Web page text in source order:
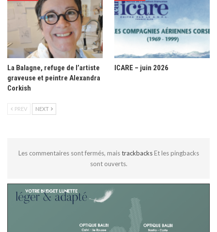
La Balagne, refuge de l’artiste
graveuse et peintre Alexandra
Corkish
ICARE – juin 2026
PREV NEXT
Les commentaires sont fermés, maistrackbacks Et les pingbacks
sont ouverts.